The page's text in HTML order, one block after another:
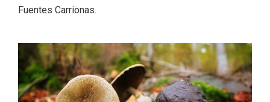
Fuentes Carrionas.